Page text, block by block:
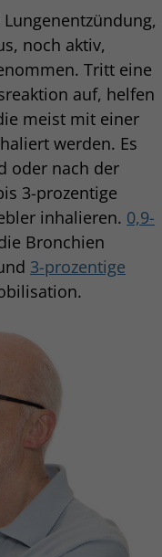
noch aktiv,
Tritt eine
auf, helfen
meist mit einer
werden. Es
oder nach der
3-prozentige
inhalieren. 0,9-
Bronchien
3-prozentige